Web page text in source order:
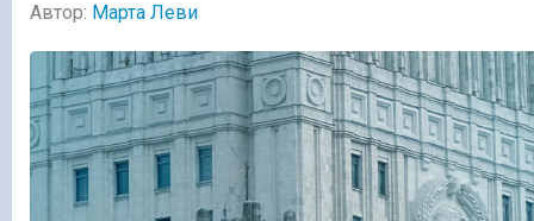
Автор: Марта Леви